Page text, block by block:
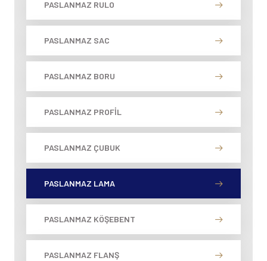
PASLANMAZ RULO
PASLANMAZ SAC
PASLANMAZ BORU
PASLANMAZ PROFIL
PASLANMAZ ÇUBUK
PASLANMAZ LAMA
PASLANMAZ KÖŞEBENT
PASLANMAZ FLANŞ